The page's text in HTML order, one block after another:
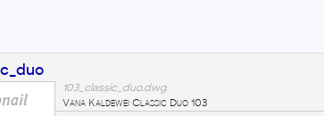
103_classic_duo.dwg
Vana Kaldewei Classic Duo 103